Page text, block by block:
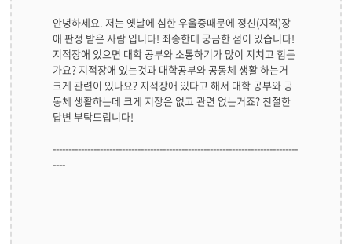
안녕하세요. 저는 옛날에 심한 우울증때문에 정신(지적)장
애 판정 받은 사람 입니다! 죄송한데 궁금한 점이 있습니다!
지적장애 있으면 대학 공부와 소통하기가 많이 지치고 힘든
가요? 지적장애 있는것과 대학공부와 공동체 생활 하는거
크게 관련이 있나요? 지적장애 있다고 해서 대학 공부와 공
동체 생활하는데 크게 지장은 없고 관련 없는거죠? 친절한
답변 부탁드립니다!
------------------------------------------------------------------------------
----